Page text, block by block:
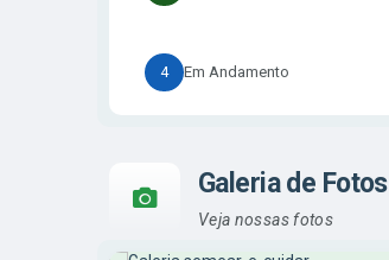
4 Em Andamento
Galeria de Fotos
Veja nossas fotos